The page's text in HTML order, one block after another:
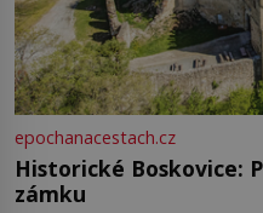
epochanacestach.cz
Historické Boskovice:
zámku